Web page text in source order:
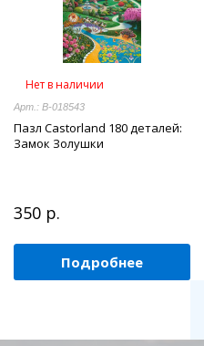
Нет в наличии
Арт.: В-018543
Пазл Castorland 180 деталей:
Замок Золушки
350 р.
Подробнее